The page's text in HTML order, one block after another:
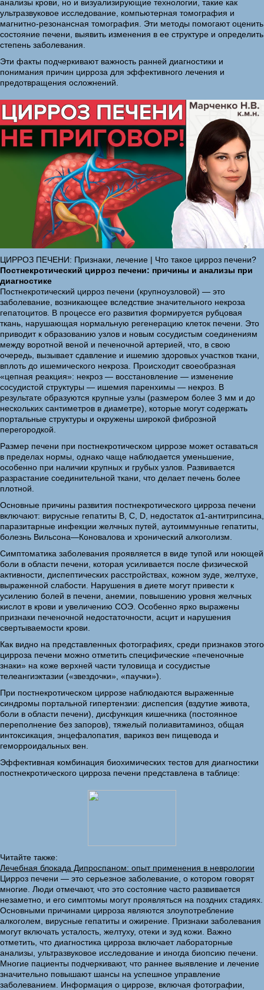
анализы крови, но и визуализирующие технологии, такие как
ультразвуковое исследование, компьютерная томография и
магнитно-резонансная томография. Эти методы помогают оценить
состояние печени, выявить изменения в ее структуре и определить
степень заболевания.
Эти факты подчеркивают важность ранней диагностики и
понимания причин цирроза для эффективного лечения и
предотвращения осложнений.
ЦИРРОЗ ПЕЧЕНИ: Признаки, лечение | Что такое цирроз печени?
Постнекротический цирроз печени: причины и анализы при
диагностике
Постнекротический цирроз печени (крупноузловой) — это
заболевание, возникающее вследствие значительного некроза
гепатоцитов. В процессе его развития формируется рубцовая
ткань, нарушающая нормальную регенерацию клеток печени. Это
приводит к образованию узлов и новым сосудистым соединениям
между воротной веной и печеночной артерией, что, в свою
очередь, вызывает сдавление и ишемию здоровых участков ткани,
вплоть до ишемического некроза. Происходит своеобразная
«цепная реакция»: некроз — восстановление — изменение
сосудистой структуры — ишемия паренхимы — некроз. В
результате образуются крупные узлы (размером более 3 мм и до
нескольких сантиметров в диаметре), которые могут содержать
портальные структуры и окружены широкой фиброзной
перегородкой.
Размер печени при постнекротическом циррозе может оставаться
в пределах нормы, однако чаще наблюдается уменьшение,
особенно при наличии крупных и грубых узлов. Развивается
разрастание соединительной ткани, что делает печень более
плотной.
Основные причины развития постнекротического цирроза печени
включают: вирусные гепатиты В, С, D, недостаток α1-антитрипсина,
паразитарные инфекции желчных путей, аутоиммунные гепатиты,
болезнь Вильсона—Коновалова и хронический алкоголизм.
Симптоматика заболевания проявляется в виде тупой или ноющей
боли в области печени, которая усиливается после физической
активности, диспептических расстройствах, кожном зуде, желтухе,
выраженной слабости. Нарушения в диете могут привести к
усилению болей в печени, анемии, повышению уровня желчных
кислот в крови и увеличению СОЭ. Особенно ярко выражены
признаки печеночной недостаточности, асцит и нарушения
свертываемости крови.
Как видно на представленных фотографиях, среди признаков этого
цирроза печени можно отметить специфические «печеночные
знаки» на коже верхней части туловища и сосудистые
телеангиэктазии («звездочки», «паучки»).
При постнекротическом циррозе наблюдаются выраженные
синдромы портальной гипертензии: диспепсия (вздутие живота,
боли в области печени), дисфункция кишечника (постоянное
переполнение без запоров), тяжелый полиавитаминоз, общая
интоксикация, энцефалопатия, варикоз вен пищевода и
геморроидальных вен.
Эффективная комбинация биохимических тестов для диагностики
постнекротического цирроза печени представлена в таблице:
Читайте также:
Лечебная блокада Дипроспаном: опыт применения в неврологии
Цирроз печени — это серьезное заболевание, о котором говорят
многие. Люди отмечают, что это состояние часто развивается
незаметно, и его симптомы могут проявляться на поздних стадиях.
Основными причинами цирроза являются злоупотребление
алкоголем, вирусные гепатиты и ожирение. Признаки заболевания
могут включать усталость, желтуху, отеки и зуд кожи. Важно
отметить, что диагностика цирроза включает лабораторные
анализы, ультразвуковое исследование и иногда биопсию печени.
Многие пациенты подчеркивают, что раннее выявление и лечение
значительно повышают шансы на успешное управление
заболеванием. Информация о циррозе, включая фотографии,